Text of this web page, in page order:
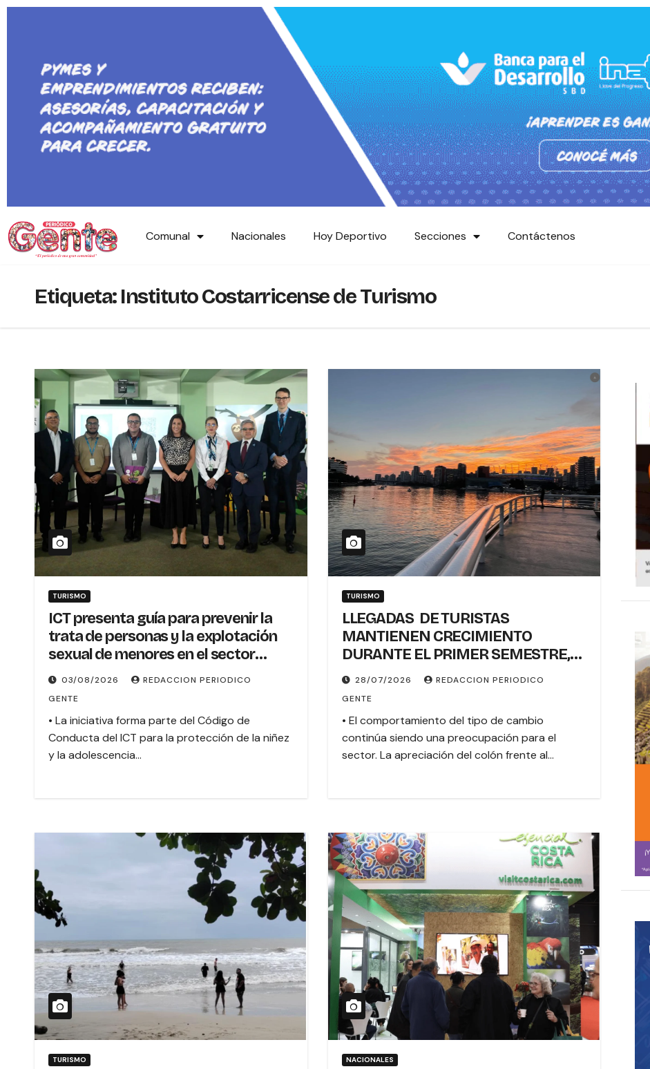
Comunal Nacionales Hoy Deportivo Secciones Contáctenos
Etiqueta:Instituto Costarricense de Turismo
TURISMO
ICT presenta guía para prevenir la
trata de personas y la explotación
sexual de menores en el sector
turismo
03/08/2026
REDACCION PERIODICO
GENTE
• La iniciativa forma parte del Código de
Conducta del ICT para la protección de la niñez
y la adolescencia…
TURISMO
LLEGADAS DE TURISTAS
MANTIENEN CRECIMIENTO
DURANTE EL PRIMER SEMESTRE,
MIENTRAS EL SECTOR REFUERZA
ACCIONES FRENTE A UN
28/07/2026
REDACCION PERIODICO
GENTE
• El comportamiento del tipo de cambio
continúa siendo una preocupación para el
sector. La apreciación del colón frente al…
TURISMO NACIONALES